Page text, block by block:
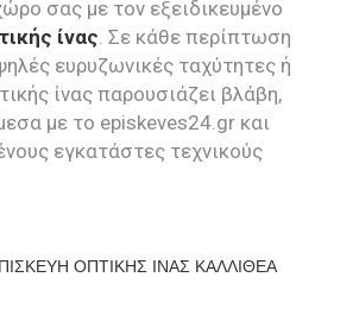
σας με τον εξειδικευμένο
ίνας . Σε κάθε περίπτωση
ευρυζωνικές ταχύτητες ή
ίνας παρουσιάζει βλάβη,
με το episkeves24.gr και
εγκατάστες τεχνικούς